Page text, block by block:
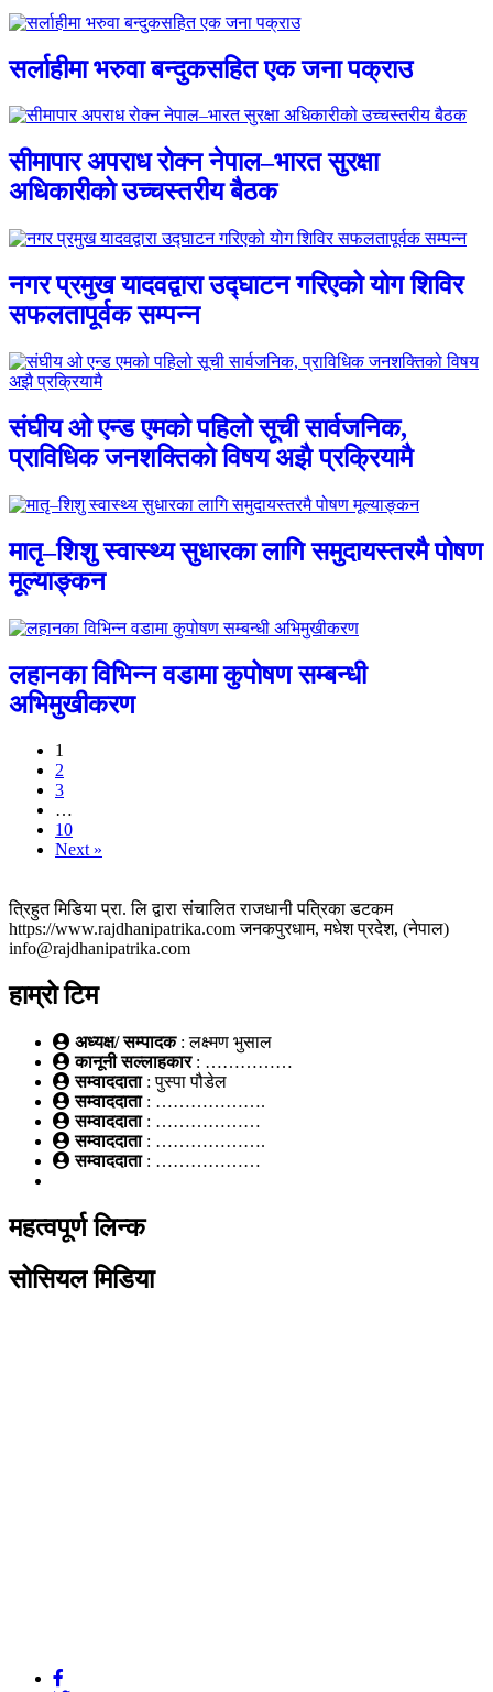
सर्लाहीमा भरुवा बन्दुकसहित एक जना पक्राउ
सीमापार अपराध रोक्न नेपाल–भारत सुरक्षा
अधिकारीको उच्चस्तरीय बैठक
नगर प्रमुख यादवद्वारा उद्घाटन गरिएको योग शिविर
सफलतापूर्वक सम्पन्न
संघीय ओ एन्ड एमको पहिलो सूची सार्वजनिक,
प्राविधिक जनशक्तिको विषय अझै प्रक्रियामै
मातृ–शिशु स्वास्थ्य सुधारका लागि समुदायस्तरमै पोषण
मूल्याङ्कन
लहानका विभिन्न वडामा कुपोषण सम्बन्धी
अभिमुखीकरण
1
2
3
…
10
Next »
त्रिहुत मिडिया प्रा. लि द्वारा संचालित राजधानी पत्रिका डटकम
https://www.rajdhanipatrika.com जनकपुरधाम, मधेश प्रदेश, (नेपाल)
info@rajdhanipatrika.com
हाम्रो टिम
अध्यक्ष/ सम्पादक: लक्ष्मण भुसाल
कानूनी सल्लाहकार : ……………
सम्वाददाता: पुस्पा पौडेल
सम्वाददाता : ……………….
सम्वाददाता: ………………
सम्वाददाता: ……………….
सम्वाददाता: ………………
महत्वपूर्ण लिन्क
सोसियल मिडिया